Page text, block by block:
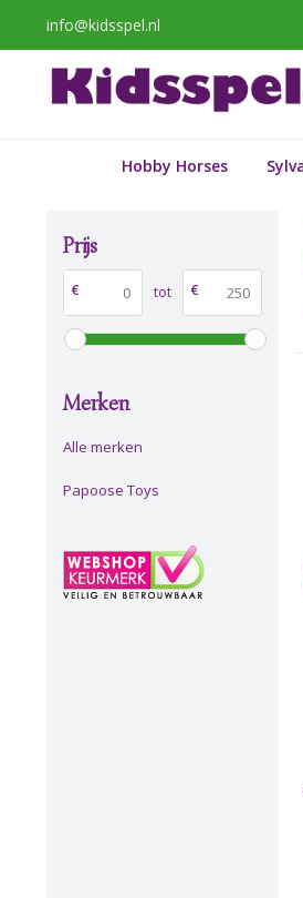
info@kidsspel.nl
Hobby Horses
Prijs
€ tot €
Merken
Alle merken
Papoose Toys